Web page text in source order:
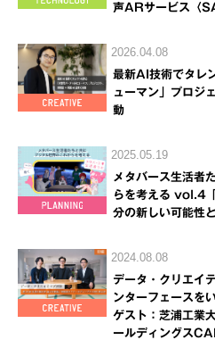
声ARサービス〈
2026.04.08
最新AI技術でタレ
ューマン」プロジ
動
2025.05.19
メタバース生活者
らを考える vol.4
分の新しい可能性
2024.08.08
データ・クリエイ
ンターフェースを
ゲスト：芝浦工業
ールディングス